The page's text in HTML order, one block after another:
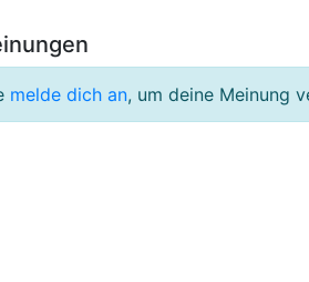
melde dich an, um deine Meinung